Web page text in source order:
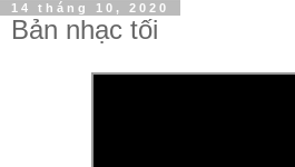
14 tháng 10, 2020
Bản nhạc tối